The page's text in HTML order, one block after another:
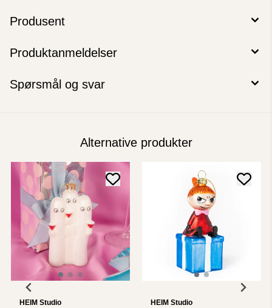
Produsent
Produktanmeldelser
Spørsmål og svar
Alternative produkter
HEIM Studio HEIM Studio